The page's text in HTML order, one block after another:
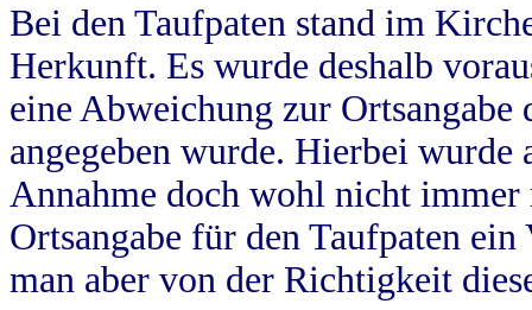
Bei den Taufpaten stand im
Herkunft. Es wurde deshalb
eine Abweichung zur
angegeben wurde. Hierbei wurde
Annahme doch wohl nicht
Ortsangabe für den Taufpaten
man aber von der Richtigkeit